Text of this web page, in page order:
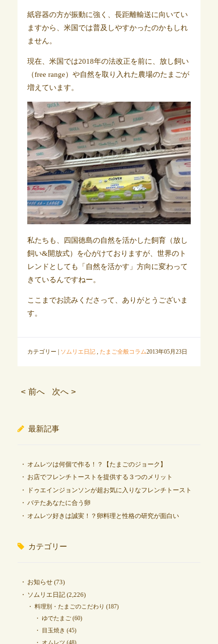
紙容器の方が振動に強く、長距離輸送に向いてい
ますから、米国では普及しやすかったのかもしれ
ません。
現在、米国では2018年の法改正を前に、放し飼い
（free range）や自然を取り入れた農場のたまごが
増えています。
私たちも、四国徳島の自然を活かした飼育（放し
飼い&開放式）を心がけておりますが、世界のト
レンドとしても「自然を活かす」方向に変わって
きているんですねー。
ここまでお読みくださって、ありがとうございま
す。
カテゴリー | ソムリエ日記, たまご全般コラム2013年05月23日
< 前へ 次へ >
最新記事
オムレツは何個で作る！？【たまごのジョーク】
お店でフレンチトーストを提供する３つのメリット
ドゥエインジョンソンが超お気に入りなフレンチトースト
バテたあなたに合う卵
オムレツ好きは誠実！？卵料理と性格の研究が面白い
カテゴリー
お知らせ(73)
ソムリエ日記(2,226)
料理別・たまごのこだわり (187)
ゆでたまご(60)
目玉焼き (45)